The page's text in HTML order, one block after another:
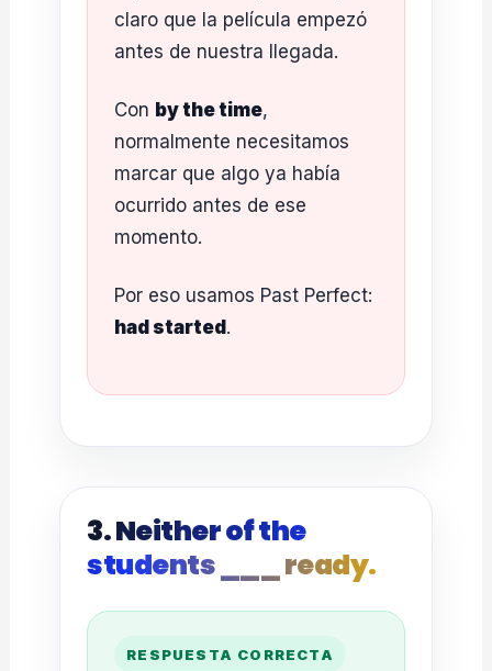
claro que la película empezó
antes de nuestra llegada.
Con by the time,
normalmente necesitamos
marcar que algo ya había
ocurrido antes de ese
momento.
Por eso usamos Past Perfect:
had started.
3. Neither of the
students ___ ready.
RESPUESTA CORRECTA